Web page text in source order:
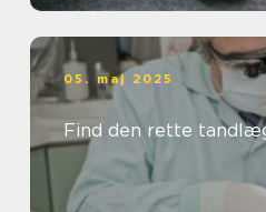
05. maj 2025
Find den rette